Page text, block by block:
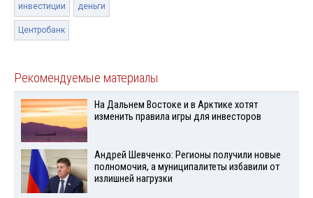
инвестиции деньги
Центробанк
Рекомендуемые материалы
На Дальнем Востоке и в Арктике хотят
изменить правила игры для инвесторов
Андрей Шевченко: Регионы получили новые
полномочия, а муниципалитеты избавили от
излишней нагрузки